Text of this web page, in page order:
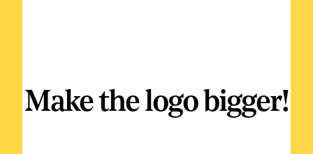
Make the logo bigger!